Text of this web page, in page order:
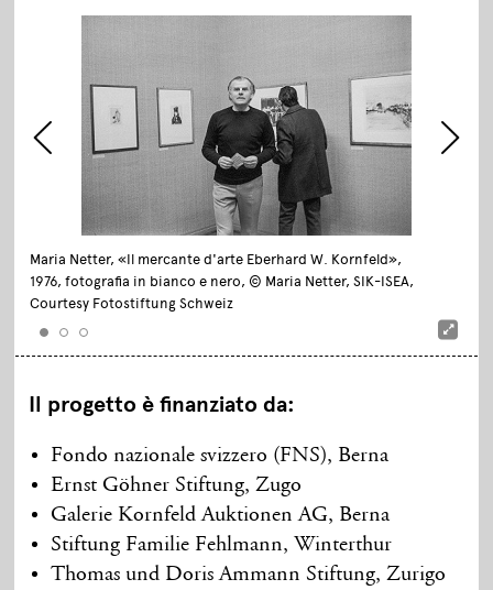
Maria Netter, «Il mercante d'arte Eberhard W. Kornfeld»,
1976, fotografia in bianco e nero, © Maria Netter, SIK-ISEA,
Courtesy Fotostiftung Schweiz
Il progetto è finanziato da:
Fondo nazionale svizzero (FNS), Berna
Ernst Göhner Stiftung, Zugo
Galerie Kornfeld Auktionen AG, Berna
Stiftung Familie Fehlmann, Winterthur
Thomas und Doris Ammann Stiftung, Zurigo